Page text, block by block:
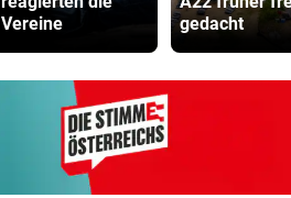
Vereine
gedacht